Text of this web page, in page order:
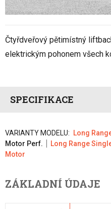
Čtyřdveřový pětimístný
elektrickým pohonem všech
SPECIFIKACE
VARIANTY MODELU: Long
Motor Perf.
Long Range
Motor
ZÁKLADNÍ ÚDAJE